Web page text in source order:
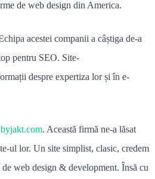
de web design din America.
acestei companii a câștiga de-a
pentru SEO. Site-
despre expertiza lor și în e-
byjakt.com. Această firmă ne-a lăsat
ul lor. Un site simplist, clasic, credem
web design & development. Însă cu